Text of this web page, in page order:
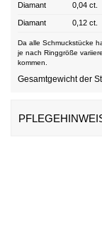
Diamant 0,04 ct.
Diamant 0,12 ct.
Da alle Schmuckstücke
je nach Ringgröße
kommen.
Gesamtgewicht der